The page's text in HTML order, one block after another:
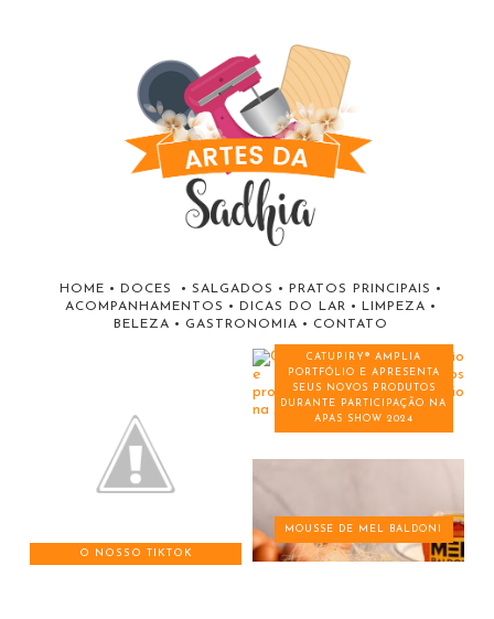
HOME • DOCES • SALGADOS • PRATOS PRINCIPAIS •
ACOMPANHAMENTOS • DICAS DO LAR • LIMPEZA •
BELEZA • GASTRONOMIA • CONTATO
O NOSSO TIKTOK
CATUPIRY® AMPLIA
PORTFÓLIO E APRESENTA
SEUS NOVOS PRODUTOS
DURANTE PARTICIPAÇÃO NA
APAS SHOW 2024
MOUSSE DE MEL BALDONI